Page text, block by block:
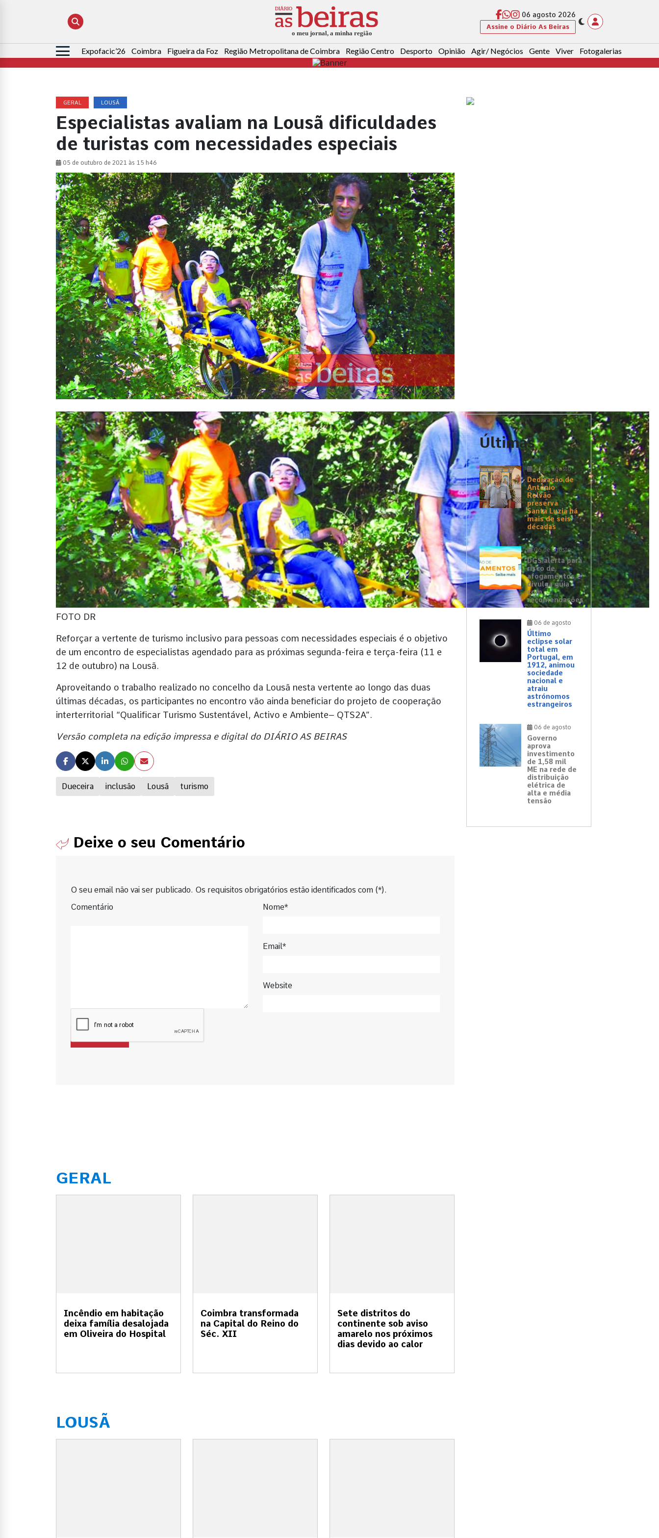
06 agosto 2026
Assine o Diário As Beiras
Pesquisar
por:
Expofacic’26 Coimbra Figueira da Foz Região Metropolitana de Coimbra Região Centro Desporto Opinião Agir/ Negócios Gente Viver Fotogalerias
GERAL LOUSÃ
Especialistas avaliam na Lousã dificuldades
de turistas com necessidades especiais
05 de outubro de 2021 às 15 h46
Dueceira inclusão Lousã turismo
FOTO DR
Reforçar a vertente de turismo inclusivo para pessoas com necessidades especiais é o objetivo
de um encontro de especialistas agendado para as próximas segunda-feira e terça-feira (11 e
12 de outubro) na Lousã.
Aproveitando o trabalho realizado no concelho da Lousã nesta vertente ao longo das duas
últimas décadas, os participantes no encontro vão ainda beneficiar do projeto de cooperação
interterritorial “Qualificar Turismo Sustentável, Activo e Ambiente– QTS2A”.
Versão completa na edição impressa e digital do DIÁRIO AS BEIRAS
Deixe o seu Comentário
O seu email não vai ser publicado. Os requisitos obrigatórios estão identificados com (*).
Comentário
Nome*
Email*
Website
Últimas
06 de agosto
Dedicação de
António
Relvão
preserva
Santa Luzia há
mais de seis
décadas
06 de agosto
DGS alerta para
risco de
afogamentos e
divulga guia
com
recomendações
06 de agosto
Último
eclipse solar
total em
Portugal, em
1912, animou
sociedade
nacional e
atraiu
astrónomos
estrangeiros
06 de agosto
Governo
aprova
investimento
de 1,58 mil
ME na rede de
distribuição
elétrica de
alta e média
tensão
GERAL
Incêndio em habitação
deixa família desalojada
em Oliveira do Hospital
Coimbra transformada
na Capital do Reino do
Séc. XII
Sete distritos do
continente sob aviso
amarelo nos próximos
dias devido ao calor
LOUSÃ